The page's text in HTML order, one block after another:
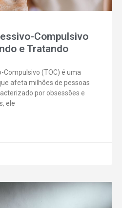
Compulsivo
e Tratando
Compulsivo (TOC) é uma
afeta milhões de pessoas
por obsessões e
ele